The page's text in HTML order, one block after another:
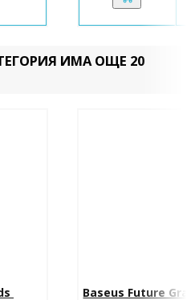
ИМА ОЩЕ 20
Baseus Future